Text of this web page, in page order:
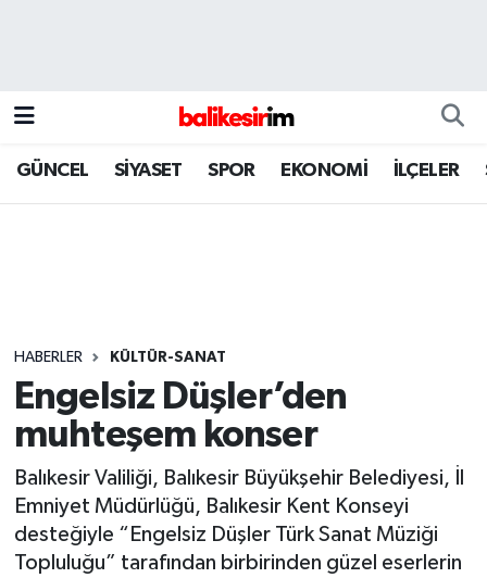
GÜNCEL SİYASET SPOR EKONOMİ İLÇELER
HABERLER KÜLTÜR-SANAT
Engelsiz Düşler’den
muhteşem konser
Balıkesir Valiliği, Balıkesir Büyükşehir Belediyesi, İl
Emniyet Müdürlüğü, Balıkesir Kent Konseyi
desteğiyle “Engelsiz Düşler Türk Sanat Müziği
Topluluğu” tarafından birbirinden güzel eserlerin